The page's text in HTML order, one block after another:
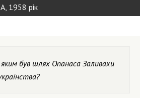
1958 рік
був шлях Опанаса Заливахи